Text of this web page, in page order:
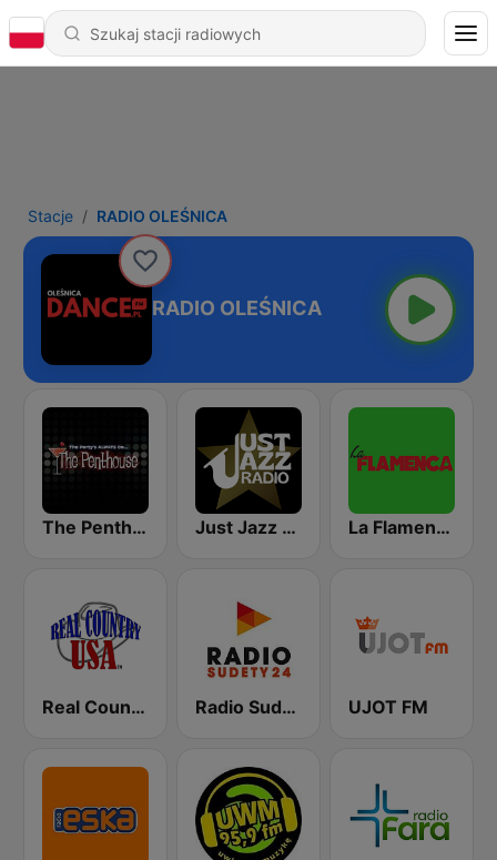
Stacje RADIO OLEŚNICA
RADIO OLEŚNICA
The Penthouse Just Jazz Radio - Smooth Jazz La Flamenca
Real Country USA Radio Sudety 24 UJOT FM